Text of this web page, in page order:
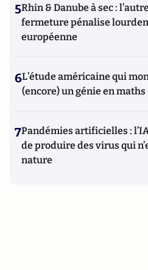
5Rhin & Danube à sec :
fermeture pénalise
européenne
6L’étude américaine qui
(encore) un génie en maths
7Pandémies artificielles :
de produire des virus qui
nature